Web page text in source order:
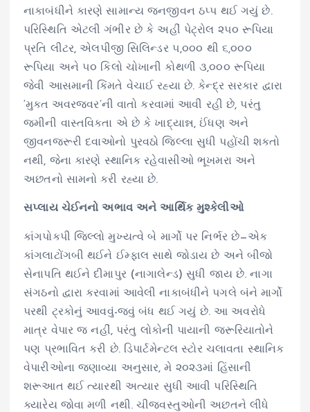
નાકાબંધીને કારણે સામાન્ય જનજીવન ઠપ્પ થઈ ગયું છે.
પરિસ્થિતિ એટલી ગંભીર છે કે અહીં પેટ્રોલ ૨૫૦ રૂપિયા
પ્રતિ લીટર, એલપીજી સિલિન્ડર ૫,૦૦૦ થી ૬,૦૦૦
રૂપિયા અને ૫૦ કિલો ચોખાની કોથળી ૩,૦૦૦ રૂપિયા
જેવી આસમાની કિંમતે વેચાઈ રહ્યા છે. કેન્દ્ર સરકાર દ્વારા
‘મુક્ત અવરજવર’ની વાતો કરવામાં આવી રહી છે, પરંતુ
જમીની વાસ્તવિકતા એ છે કે ખાદ્યાન્ન, ઈંધણ અને
જીવનજરૂરી દવાઓનો પુરવઠો જિલ્લા સુધી પહોંચી શકતો
નથી, જેના કારણે સ્થાનિક રહેવાસીઓ ભૂખમરા અને
અછતનો સામનો કરી રહ્યા છે.
સપ્લાય ચેઈનનો અભાવ અને આર્થિક મુશ્કેલીઓ
કાંગપોકપી જિલ્લો મુખ્યત્વે બે માર્ગો પર નિર્ભર છે—એક
કાંગલાટોંગબી થઈને ઈમ્ફાલ સાથે જોડાય છે અને બીજો
સેનાપતિ થઈને દીમાપુર (નાગાલેન્ડ) સુધી જાય છે. નાગા
સંગઠનો દ્વારા કરવામાં આવેલી નાકાબંધીને પગલે બંને માર્ગો
પરથી ટ્રકોનું આવવું-જવું બંધ થઈ ગયું છે. આ અવરોધે
માત્ર વેપાર જ નહીં, પરંતુ લોકોની પાયાની જરૂરિયાતોને
પણ પ્રભાવિત કરી છે. ડિપાર્ટમેન્ટલ સ્ટોર ચલાવતા સ્થાનિક
વેપારીઓના જણાવ્યા અનુસાર, મે ૨૦૨૩માં હિંસાની
શરૂઆત થઈ ત્યારથી અત્યાર સુધી આવી પરિસ્થિતિ
ક્યારેય જોવા મળી નથી. ચીજવસ્તુઓની અછતને લીધે